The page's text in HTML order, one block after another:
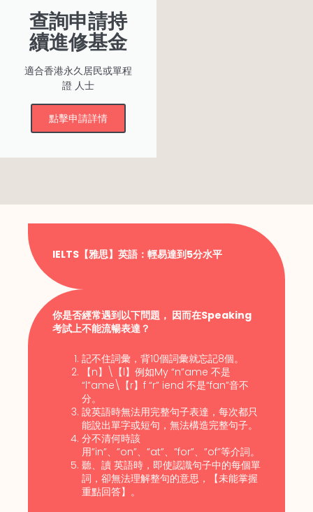
查詢申請持
續進修基金
適合香港永久居民或單程
證 人士
點擊申請詳情
IELTS【雅思】英語：輕易達到5分水平
你是否經常遇到以下問題， 因而在Speaking
考試上不能流暢表達？
記不住詞彙，背10個詞彙就忘記8個。
【n】\【l】例如My “n”ame 不是
“l”ame\【r】f “r” iend 不是“fan”音不
分。
說英語時無法用完整句子表達，每次都只
能說出單字或短句，無法構造完整句子。
分不清何時該
用”in”、”on”、”at”、”for”、”of”等介詞。
聽、讀 英語時，即使認識句子中的每個單
詞，卻無法理解整句的意思，【未能掌握
重點回答】。